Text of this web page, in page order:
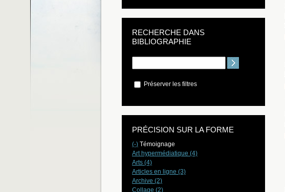
RECHERCHE DANS
BIBLIOGRAPHIE
Préserver les filtres
PRÉCISION SUR LA FORME
(-) Témoignage
Art hypermédiatique (4)
Arts (4)
Articles en ligne (3)
Archive (2)
Collage (2)